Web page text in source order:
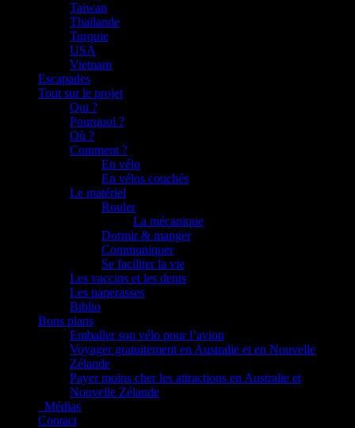
Taiwan
Thaïlande
Turquie
USA
Vietnam
Escapades
Tout sur le projet
Qui ?
Pourquoi ?
Où ?
Comment ?
En vélo
En vélos couchés
Le matériel
Rouler
La mécanique
Dormir & manger
Communiquer
Se faciliter la vie
Les vaccins et les dents
Les paperasses
Biblio
Bons plans
Emballer son vélo pour l’avion
Voyager gratuitement en Australie et en Nouvelle
Zélande
Payer moins cher les attractions en Australie et
Nouvelle Zélande
_Médias
Contact